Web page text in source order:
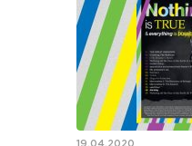
19.04.2020